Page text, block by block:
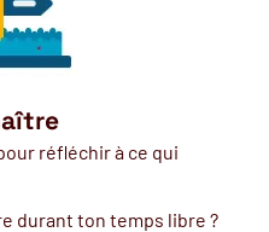
réfléchir à ce qui
durant ton temps libre ?